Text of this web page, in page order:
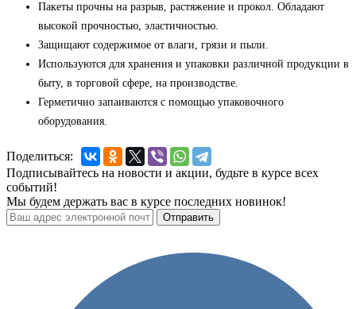
Пакеты прочны на разрыв, растяжение и прокол. Обладают
высокой прочностью, эластичностью.
Защищают содержимое от влаги, грязи и пыли.
Используются для хранения и упаковки различной продукции в
быту, в торговой сфере, на производстве.
Герметично запаиваются с помощью упаковочного
оборудования.
Поделиться:
Подписывайтесь на новости и акции, будьте в курсе всех
событий!
Мы будем держать вас в курсе последних новинок!